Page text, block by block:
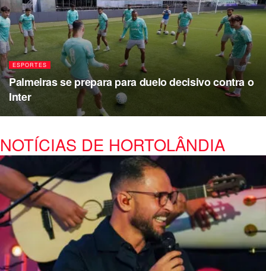
ESPORTES
Palmeiras se prepara para duelo decisivo contra o
Inter
NOTÍCIAS DE HORTOLÂNDIA